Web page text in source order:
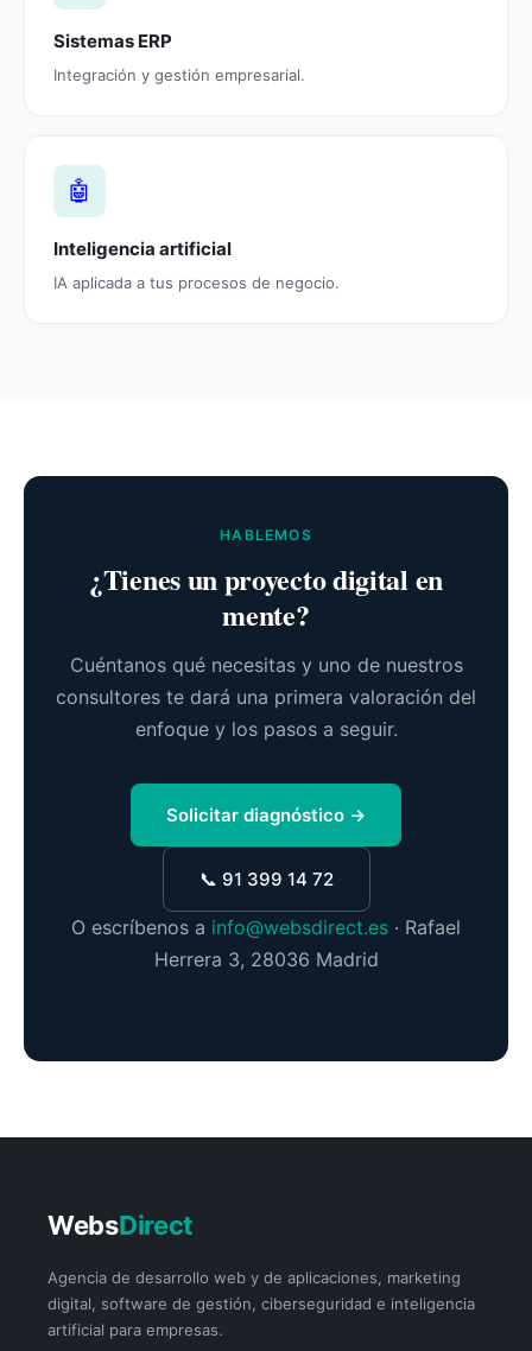
Sistemas ERP
Integración y gestión empresarial.
🤖
Inteligencia artificial
IA aplicada a tus procesos de negocio.
HABLEMOS
¿Tienes un proyecto digital en
mente?
Cuéntanos qué necesitas y uno de nuestros
consultores te dará una primera valoración del
enfoque y los pasos a seguir.
Solicitar diagnóstico →
📞 91 399 14 72
O escríbenos a info@websdirect.es · Rafael
Herrera 3, 28036 Madrid
WebsDirect
Agencia de desarrollo web y de aplicaciones, marketing
digital, software de gestión, ciberseguridad e inteligencia
artificial para empresas.